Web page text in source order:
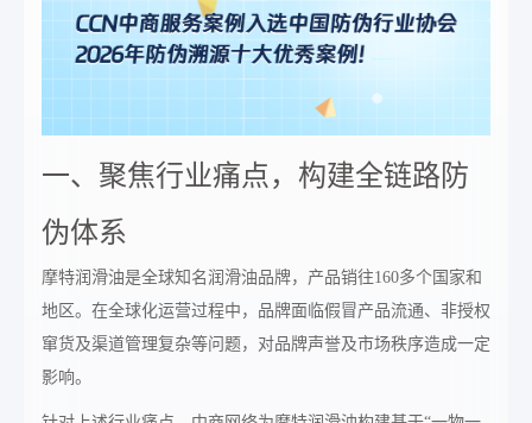
一、聚焦行业痛点，构建全链路防
伪体系
摩特润滑油是全球知名润滑油品牌，产品销往160多个国家和
地区。在全球化运营过程中，品牌面临假冒产品流通、非授权
窜货及渠道管理复杂等问题，对品牌声誉及市场秩序造成一定
影响。